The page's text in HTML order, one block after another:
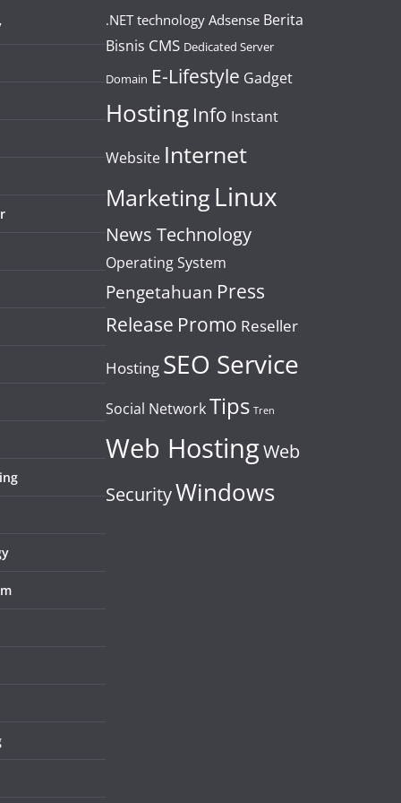
.NET technology Adsense Berita
Bisnis CMS Dedicated Server
Domain E-Lifestyle Gadget
Hosting Info Instant
Website Internet
Marketing Linux
News Technology
Operating System
Pengetahuan Press
Release Promo Reseller
Hosting SEO Service
Social NetworkTips Tren
Web HostingWeb
SecurityWindows